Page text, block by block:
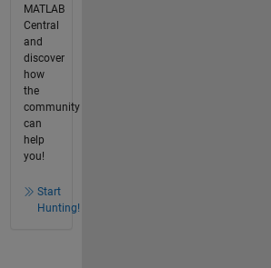
MATLAB
Central
and
discover
how
the
community
can
help
you!
Start
Hunting!